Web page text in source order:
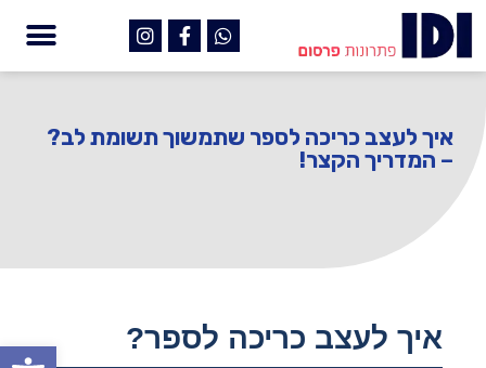
איך לעצב כריכה לספר שתמשוך תשומת לב?
– המדריך הקצר!
איך לעצב כריכה לספר?